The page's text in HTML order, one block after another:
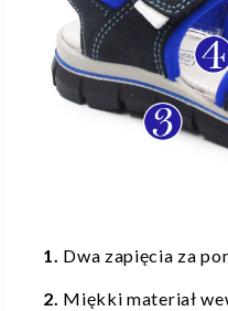
1. Dwa zapięcia za
2. Miękki materiał